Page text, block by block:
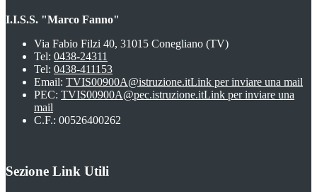
I.I.S.S. "Marco Fanno"
Via Fabio Filzi 40, 31015 Conegliano (TV)
Tel: 0438-24311
Tel: 0438-411153
Email: TVIS00900A@istruzione.itLink per inviare una mail
PEC: TVIS00900A@pec.istruzione.itLink per inviare una
mail
C.F.: 00526400262
Sezione Link Utili